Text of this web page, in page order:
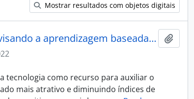
Mostrar resultados com objetos digitais
TryCatch: um modelo de arquitetura visando a aprendizagem baseada em problemas
tecnologia como recurso para auxiliar o
mais atrativo e diminuindo índices de